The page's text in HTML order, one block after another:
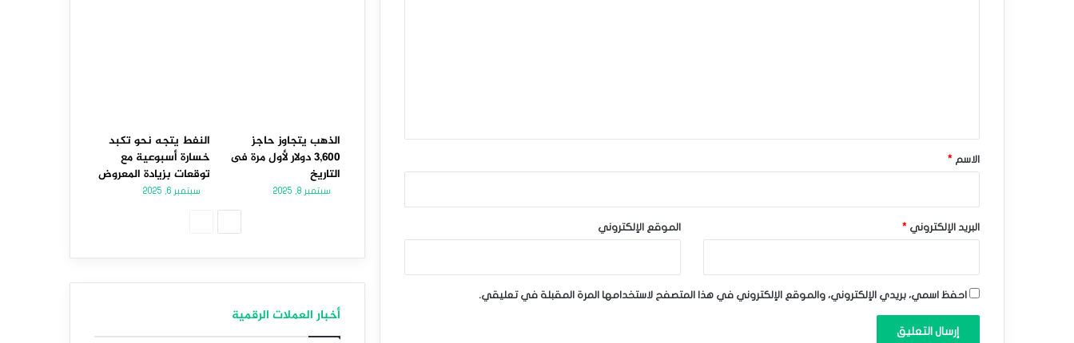
و
ق
ع
ا
ت
ا
ل
*الاسم *
البريد الإلكتروني * الموقع الإلكتروني
احفظ اسمي، بريدي الإلكتروني، والموقع الإلكتروني في هذا المتصفح لاستخدامها المرة المقبلة في تعليقي.
الذهب يتجاوز حاجز
3,600 دولار لأول مرة فى
التاريخ
سبتمبر 8, 2025
النفط يتجه نحو تكبد
خسارة أسبوعية مع
توقعات بزيادة المعروض
سبتمبر 6, 2025
أخبار العملات الرقمية